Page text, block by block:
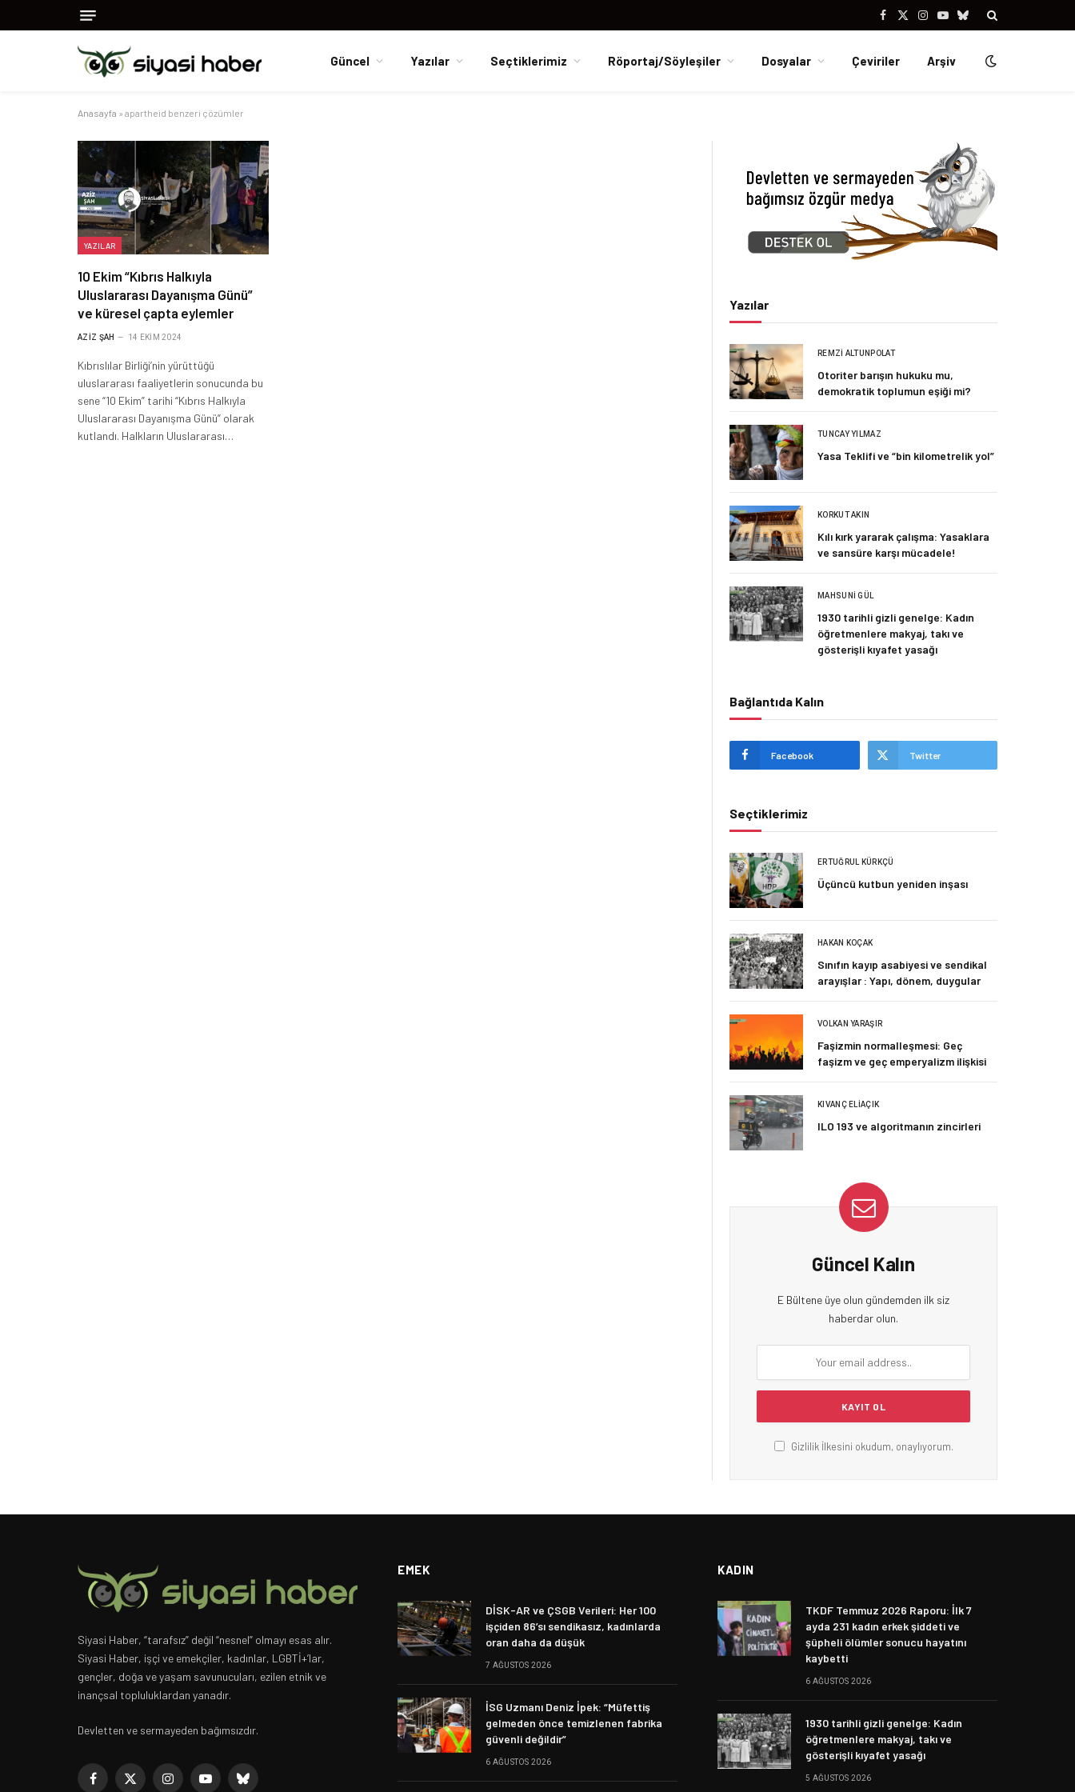
Facebook
X
Instagram
YouTubeBluesky
Güncel Yazılar Seçtiklerimiz Röportaj/Söyleşiler Dosyalar Çeviriler Arşiv
Anasayfa » apartheid benzeri çözümler
YAZILAR
10 Ekim “Kıbrıs Halkıyla
Uluslararası Dayanışma Günü”
ve küresel çapta eylemler
AZIZ ŞAH 14 EKIM 2024
Kıbrıslılar Birliği’nin yürüttüğü
uluslararası faaliyetlerin sonucunda bu
sene “10 Ekim” tarihi “Kıbrıs Halkıyla
Uluslararası Dayanışma Günü” olarak
kutlandı. Halkların Uluslararası…
Yazılar
REMZI ALTUNPOLAT
Otoriter barışın hukuku mu,
demokratik toplumun eşiği mi?
TUNCAY YILMAZ
Yasa Teklifi ve “bin kilometrelik yol”
KORKUT AKIN
Kılı kırk yararak çalışma: Yasaklara
ve sansüre karşı mücadele!
MAHSUNI GÜL
1930 tarihli gizli genelge: Kadın
öğretmenlere makyaj, takı ve
gösterişli kıyafet yasağı
Bağlantıda Kalın
Facebook Twitter
Seçtiklerimiz
ERTUĞRUL KÜRKÇÜ
Üçüncü kutbun yeniden inşası
HAKAN KOÇAK
Sınıfın kayıp asabiyesi ve sendikal
arayışlar : Yapı, dönem, duygular
VOLKAN YARAŞIR
Faşizmin normalleşmesi: Geç
faşizm ve geç emperyalizm ilişkisi
KIVANÇ ELIAÇIK
ILO 193 ve algoritmanın zincirleri
Güncel Kalın
E Bültene üye olun gündemden ilk siz
haberdar olun.
Gizlilik İlkesini okudum, onaylıyorum.
Siyasi Haber, “tarafsız” değil “nesnel” olmayı esas alır.
Siyasi Haber, işçi ve emekçiler, kadınlar, LGBTİ+’lar,
gençler, doğa ve yaşam savunucuları, ezilen etnik ve
inançsal topluluklardan yanadır.
Devletten ve sermayeden bağımsızdır.
Facebook
X InstagramYouTubeBluesky
EMEK
DİSK-AR ve ÇSGB Verileri: Her 100
işçiden 86’sı sendikasız, kadınlarda
oran daha da düşük
7 AĞUSTOS 2026
İSG Uzmanı Deniz İpek: “Müfettiş
gelmeden önce temizlenen fabrika
güvenli değildir”
6 AĞUSTOS 2026
KADIN
TKDF Temmuz 2026 Raporu: İlk 7
ayda 231 kadın erkek şiddeti ve
şüpheli ölümler sonucu hayatını
kaybetti
6 AĞUSTOS 2026
1930 tarihli gizli genelge: Kadın
öğretmenlere makyaj, takı ve
gösterişli kıyafet yasağı
5 AĞUSTOS 2026